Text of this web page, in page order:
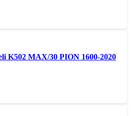
K502 MAX/30 PION 1600-2020